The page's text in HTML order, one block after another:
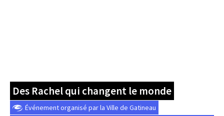
Des Rachel qui changent le monde
Événement organisé par la Ville de Gatineau